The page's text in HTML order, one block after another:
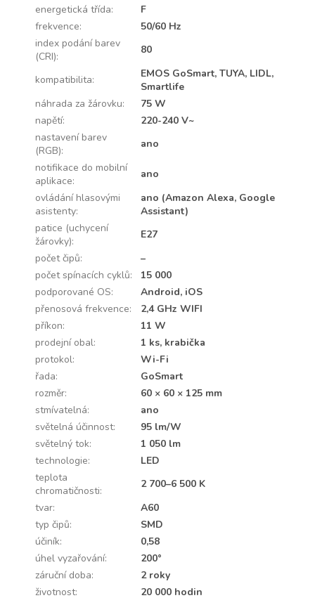
energetická třída:
F
frekvence:
50/60 Hz
index podání barev
(CRI):
80
kompatibilita:
EMOS GoSmart, TUYA, LIDL,
Smartlife
náhrada za žárovku:
75 W
napětí:
220-240 V~
nastavení barev
(RGB):
ano
notifikace do mobilní
aplikace:
ano
ovládání hlasovými
asistenty:
ano (Amazon Alexa, Google
Assistant)
patice (uchycení
žárovky):
E27
počet čipů:
–
počet spínacích cyklů:
15 000
podporované OS:
Android, iOS
přenosová frekvence:
2,4 GHz WIFI
příkon:
11 W
prodejní obal:
1 ks, krabička
protokol:
Wi-Fi
řada:
GoSmart
rozměr:
60 × 60 × 125 mm
stmívatelná:
ano
světelná účinnost:
95 lm/W
světelný tok:
1 050 lm
technologie:
LED
teplota
chromatičnosti:
2 700–6 500 K
tvar:
A60
typ čipů:
SMD
účiník:
0,58
úhel vyzařování:
200°
záruční doba:
2 roky
životnost: 20 000 hodin